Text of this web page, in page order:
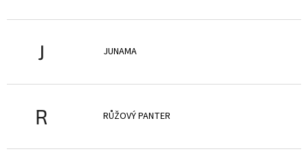
J JUNAMA
R RŮŽOVÝ PANTER